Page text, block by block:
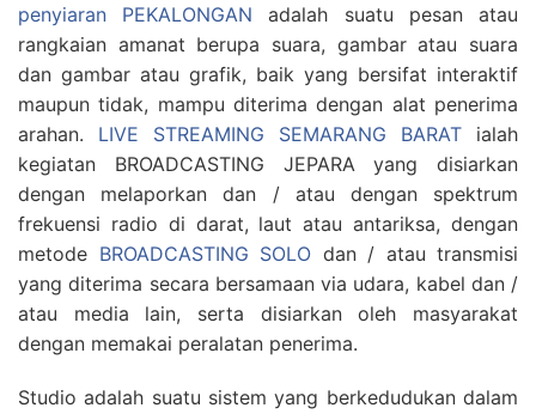
penyiaran PEKALONGAN adalah suatu pesan atau
rangkaian amanat berupa suara, gambar atau suara
dan gambar atau grafik, baik yang bersifat interaktif
maupun tidak, mampu diterima dengan alat penerima
arahan. LIVE STREAMING SEMARANG BARAT ialah
kegiatan BROADCASTING JEPARA yang disiarkan
dengan melaporkan dan / atau dengan spektrum
frekuensi radio di darat, laut atau antariksa, dengan
metode BROADCASTING SOLO dan / atau transmisi
yang diterima secara bersamaan via udara, kabel dan /
atau media lain, serta disiarkan oleh masyarakat
dengan memakai peralatan penerima.
Studio adalah suatu sistem yang berkedudukan dalam